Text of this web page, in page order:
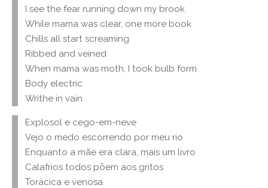
I see the fear running down my brook
While mama was clear, one more book
Chills all start screaming
Ribbed and veined
When mama was moth, I took bulb form
Body electric
Writhe in vain
Explosol e cego-em-neve
Vejo o medo escorrendo por meu rio
Enquanto a mãe era clara, mais um livro
Calafrios todos põem aos gritos
Torácica e venosa